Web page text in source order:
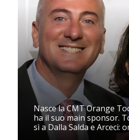
Nasce la CMT Orange
ha il suo main sponsor.
sì a Dalla Salda e Arceci: